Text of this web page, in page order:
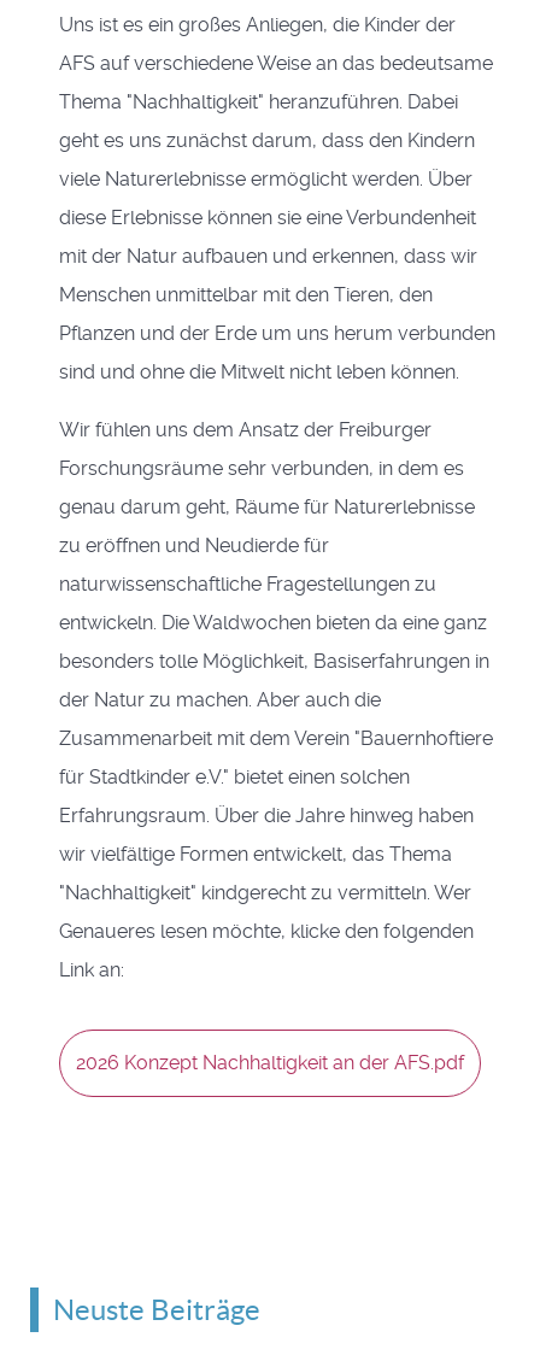
Uns ist es ein großes Anliegen, die Kinder der
AFS auf verschiedene Weise an das bedeutsame
Thema "Nachhaltigkeit" heranzuführen. Dabei
geht es uns zunächst darum, dass den Kindern
viele Naturerlebnisse ermöglicht werden. Über
diese Erlebnisse können sie eine Verbundenheit
mit der Natur aufbauen und erkennen, dass wir
Menschen unmittelbar mit den Tieren, den
Pflanzen und der Erde um uns herum verbunden
sind und ohne die Mitwelt nicht leben können.
Wir fühlen uns dem Ansatz der Freiburger
Forschungsräume sehr verbunden, in dem es
genau darum geht, Räume für Naturerlebnisse
zu eröffnen und Neudierde für
naturwissenschaftliche Fragestellungen zu
entwickeln. Die Waldwochen bieten da eine ganz
besonders tolle Möglichkeit, Basiserfahrungen in
der Natur zu machen. Aber auch die
Zusammenarbeit mit dem Verein "Bauernhoftiere
für Stadtkinder e.V." bietet einen solchen
Erfahrungsraum. Über die Jahre hinweg haben
wir vielfältige Formen entwickelt, das Thema
"Nachhaltigkeit" kindgerecht zu vermitteln. Wer
Genaueres lesen möchte, klicke den folgenden
Link an:
2026 Konzept Nachhaltigkeit an der AFS.pdf
Neuste Beiträge